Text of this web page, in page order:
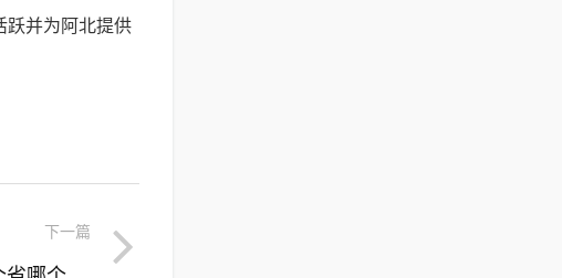
跃并为阿北提供
下一篇